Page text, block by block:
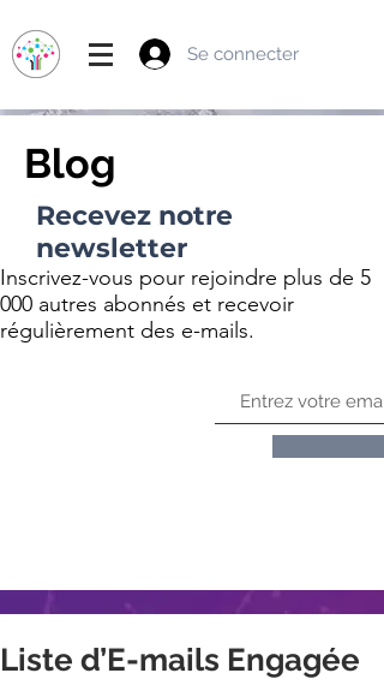
Se connecter
Blog
Recevez notre
newsletter
Inscrivez-vous pour rejoindre plus de 5
000 autres abonnés et recevoir
régulièrement des e-mails.
Liste d’E-mails Engagée